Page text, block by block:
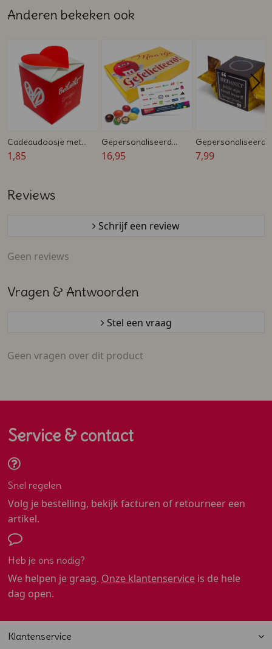
Anderen bekeken ook
Cadeaudoosje met
hartjes sluiting
1,85
Gepersonaliseerd
cadeaudoosje met
16,95
Gepersonaliseerd
Toffee cadeautje
7,99
Reviews
Schrijf een review
Geen reviews
Vragen & Antwoorden
Stel een vraag
Geen vragen over dit product
Service & contact
Snel regelen
Volg je bestelling, bekijk facturen of retourneer een
artikel.
Heb je ons nodig?
We helpen je graag. Onze klantenserviceis de hele
dag open.
Klantenservice